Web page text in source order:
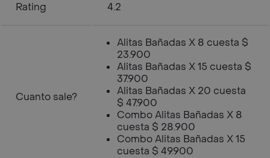
Rating 4.2
Cuanto sale?
Alitas Bañadas X 8 cuesta $
23.900
Alitas Bañadas X 15 cuesta $
37.900
Alitas Bañadas X 20 cuesta
$ 47.900
Combo Alitas Bañadas X 8
cuesta $ 28.900
Combo Alitas Bañadas X 15
cuesta $ 49.900